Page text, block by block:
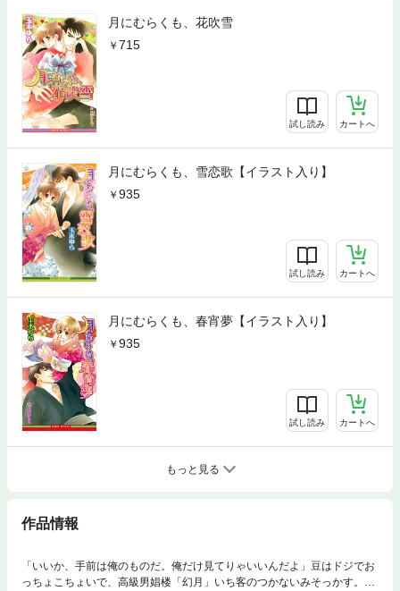
月にむらくも、花吹雪
715
試し読み カートへ
月にむらくも、雪恋歌【イラスト入り】
935
試し読み カートへ
月にむらくも、春宵夢【イラスト入り】
935
試し読み カートへ
もっと見る
作品情報
「いいか、手前は俺のものだ。俺だけ見てりゃいいんだよ」豆はドジでお
っちょこちょいで、高級男娼楼「幻月」いち客のつかないみそっかす。そ